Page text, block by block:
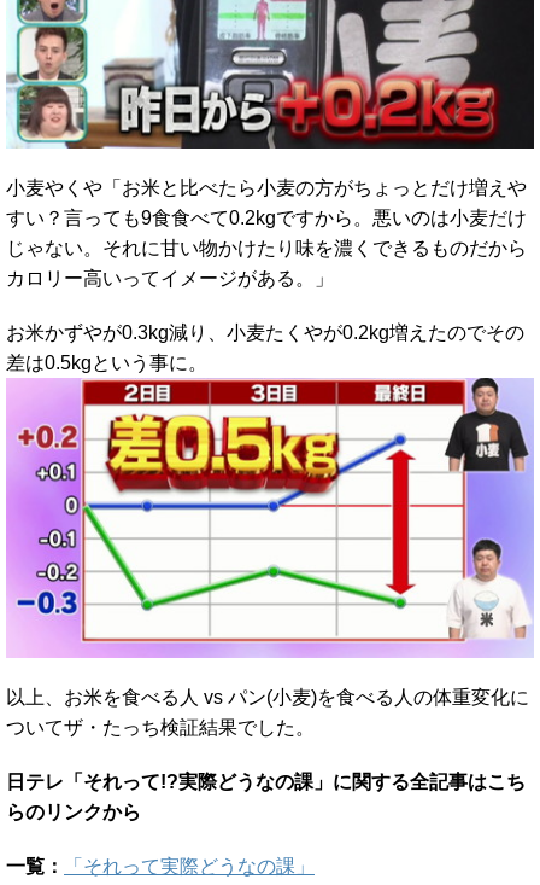
小麦やくや「お米と比べたら小麦の方がちょっとだけ増えや
すい？言っても9食食べて0.2kgですから。悪いのは小麦だけ
じゃない。それに甘い物かけたり味を濃くできるものだから
カロリー高いってイメージがある。」
お米かずやが0.3kg減り、小麦たくやが0.2kg増えたのでその
差は0.5kgという事に。
以上、お米を食べる人 vs パン(小麦)を食べる人の体重変化に
ついてザ・たっち検証結果でした。
日テレ「それって!?実際どうなの課」に関する全記事はこち
らのリンクから
一覧： 「それって実際どうなの課」